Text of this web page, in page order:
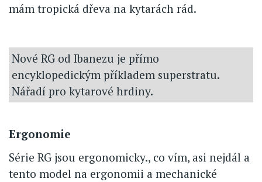
mám tropická dřeva na kytarách rád.
Nové RG od Ibanezu je přímo
encyklopedickým příkladem superstratu.
Nářadí pro kytarové hrdiny.
Ergonomie
Série RG jsou ergonomicky., co vím, asi nejdál a
tento model na ergonomii a mechanické